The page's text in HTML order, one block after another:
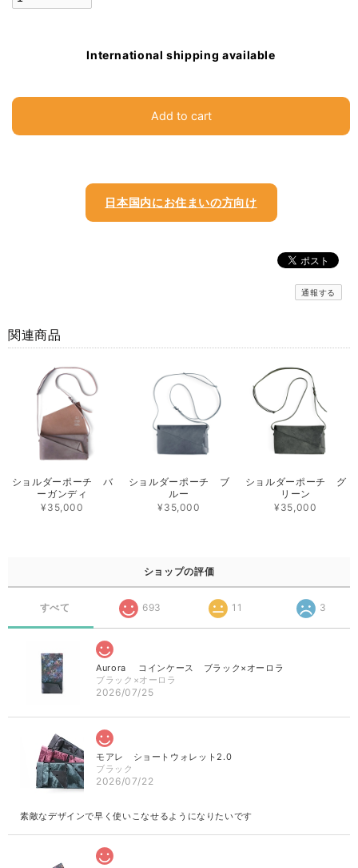
International shipping available
Add to cart
日本国内にお住まいの方向け
通報する
関連商品
ショルダーポーチ バ
ーガンディ
¥35,000
ショルダーポーチ ブ
ルー
¥35,000
ショルダーポーチ グ
リーン
¥35,000
ショップの評価
すべて 693 11 3
Aurora コインケース ブラック×オーロラ
ブラック×オーロラ
2026/07/25
モアレ ショートウォレット2.0
ブラック
2026/07/22
素敵なデザインで早く使いこなせるようになりたいです